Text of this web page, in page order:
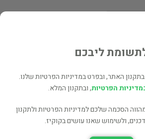
ליבכם
האתר, ובפרט במדיניות הפרטיות שלנו.
הפרטיות, ובתקנון המלא.
הסכמה שלכם למדיניות הפרטיות ולתקנון
ולשימוש שאנו עושים בקוקיז.